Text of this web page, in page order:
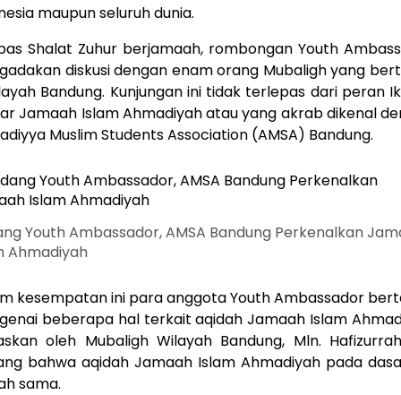
maupun seluruh dunia.
Shalat Zuhur berjamaah, rombongan Youth
diskusi dengan enam orang Mubaligh yang
Bandung. Kunjungan ini tidak terlepas dari peran
Jamaah Islam Ahmadiyah atau yang akrab dikenal
Muslim Students Association (AMSA) Bandung.
Youth Ambassador, AMSA Bandung Perkenalkan
Ahmadiyah
kesempatan ini para anggota Youth Ambassador
beberapa hal terkait aqidah Jamaah Islam
oleh Mubaligh Wilayah Bandung, Mln.
bahwa aqidah Jamaah Islam Ahmadiyah pada
sama.